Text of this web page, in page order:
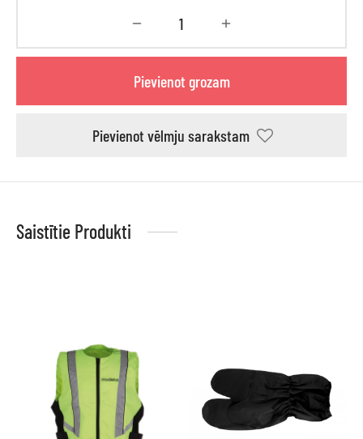
Pievienot grozam
Pievienot vēlmju sarakstam
Saistītie Produkti